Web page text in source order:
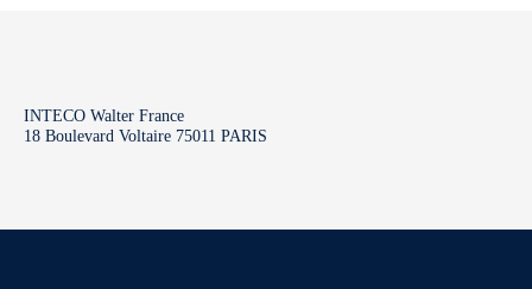
INTECO Walter France
18 Boulevard Voltaire 75011 PARIS